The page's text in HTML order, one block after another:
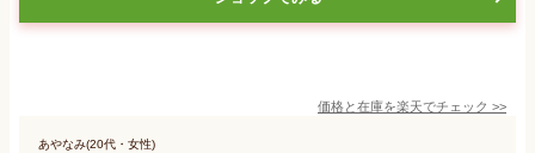
価格と在庫を楽天でチェック >>
あやなみ(20代・女性)